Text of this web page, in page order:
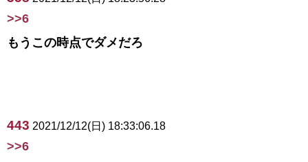
>>6
もうこの時点でダメだろ
443 2021/12/12(日) 18:33:06.18
>>6